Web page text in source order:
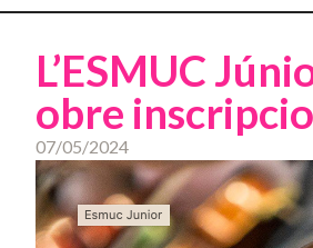
L’ESMUC
obre
07/05/2024